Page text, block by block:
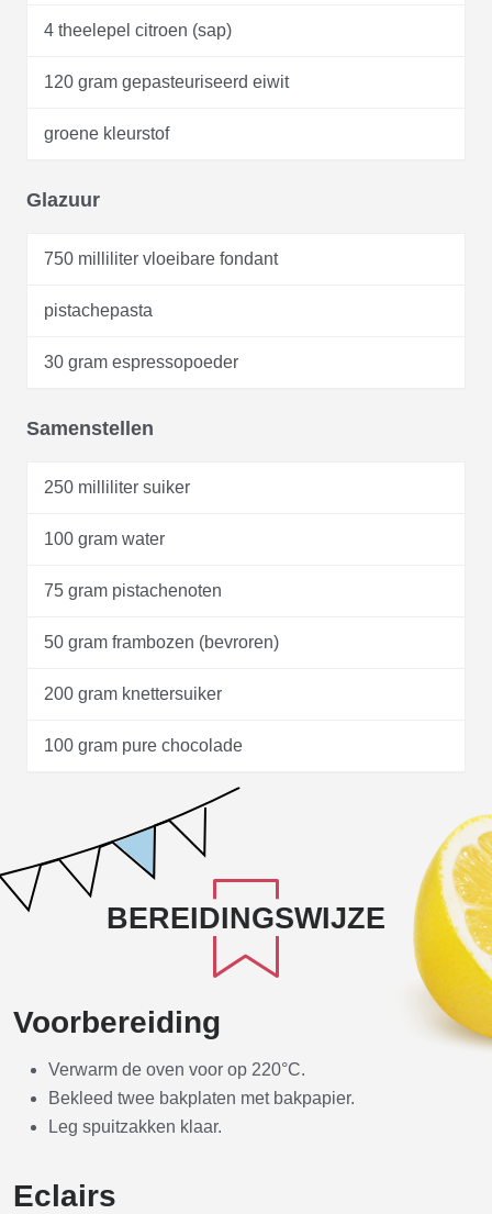
4 theelepel citroen (sap)
120 gram gepasteuriseerd eiwit
groene kleurstof
Glazuur
750 milliliter vloeibare fondant
pistachepasta
30 gram espressopoeder
Samenstellen
250 milliliter suiker
100 gram water
75 gram pistachenoten
50 gram frambozen (bevroren)
200 gram knettersuiker
100 gram pure chocolade
BEREIDINGSWIJZE
Voorbereiding
Verwarm de oven voor op 220°C.
Bekleed twee bakplaten met bakpapier.
Leg spuitzakken klaar.
Eclairs